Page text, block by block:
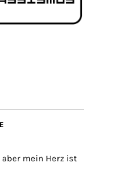
mein Herz ist